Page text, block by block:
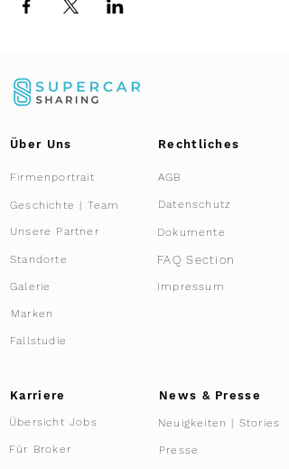
Über Uns Rechtliches
Firmenportrait AGB
Geschichte | Team
Unsere Partner
Standorte
Galerie
Datenschutz
Dokumente
FAQ Section
Impressum
Marken
Fallstudie
Karriere
Übersicht Jobs
Für Broker
News & Presse
Neuigkeiten | Stories
Presse